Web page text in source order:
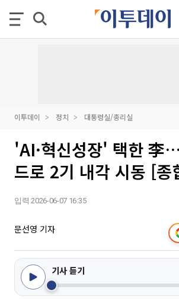
이투데이 정치 대통령실/총리실
'AI·혁신성장' 택한 李
드로 2기 내각 시동 [종
입력 2026-06-07 16:35
문선영 기자
기사 듣기